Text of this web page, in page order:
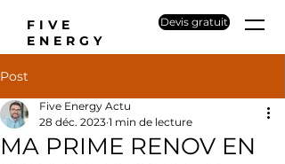
FIVE
ENERGY
Devis gratuit
Post
MA PRIME RENOV EN
Five Energy Actu
28 déc. 2023 1 min de lecture